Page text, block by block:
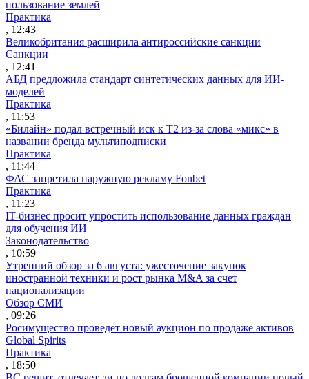
пользование землей
Практика
, 12:43
Великобритания расширила антироссийские санкции
Санкции
, 12:41
АБД предложила стандарт синтетических данных для ИИ-
моделей
Практика
, 11:53
«Билайн» подал встречный иск к Т2 из-за слова «микс» в
названии бренда мультиподписки
Практика
, 11:44
ФАС запретила наружную рекламу Fonbet
Практика
, 11:23
IT-бизнес просит упростить использование данных граждан
для обучения ИИ
Законодательство
, 10:59
Утренний обзор за 6 августа: ужесточение закупок
иностранной техники и рост рынка M&A за счет
национализации
Обзор СМИ
, 09:26
Росимущество проведет новый аукцион по продаже активов
Global Spirits
Практика
, 18:50